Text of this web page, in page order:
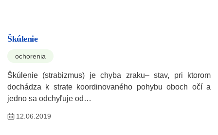
Škúlenie
ochorenia
Škúlenie (strabizmus) je chyba zraku– stav, pri ktorom
dochádza k strate koordinovaného pohybu oboch očí a
jedno sa odchyľuje od…
12.06.2019